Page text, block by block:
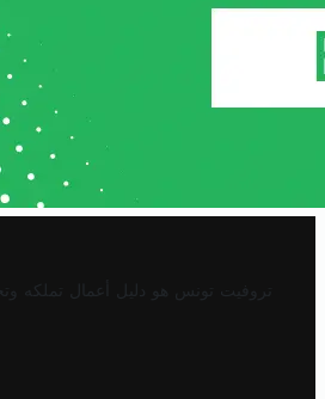
تروفيت تونس هو دليل أعمال تملكه